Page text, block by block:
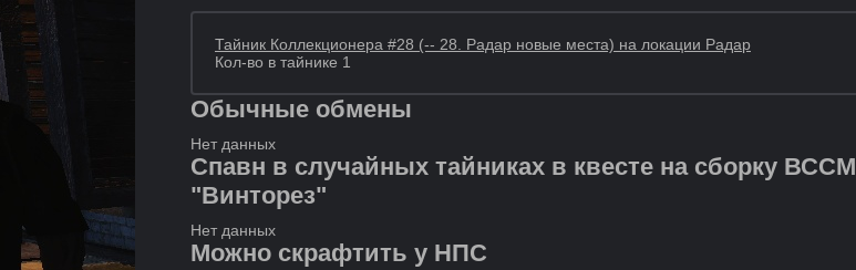
Тайник Коллекционера #28 (-- 28. Радар новые места) на локации Радар
Кол-во в тайнике 1
Обычные обмены
Нет данных
Спавн в случайных тайниках в квесте на сборку ВССМ
"Винторез"
Нет данных
Можно скрафтить у НПС